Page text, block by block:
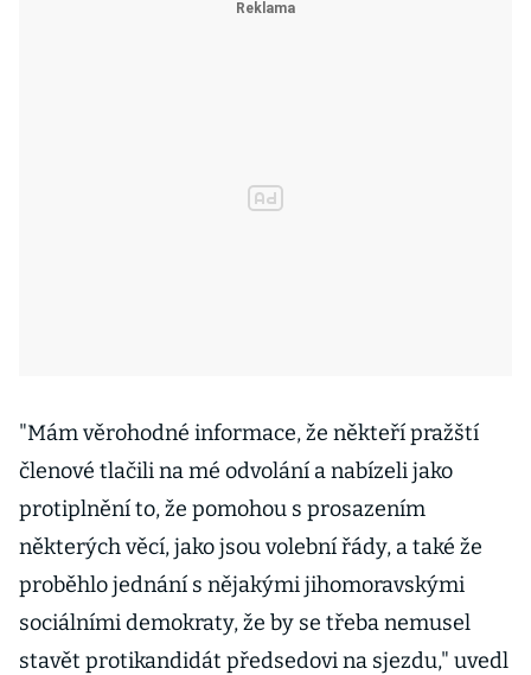
"Mám věrohodné informace, že někteří pražští
členové tlačili na mé odvolání a nabízeli jako
protiplnění to, že pomohou s prosazením
některých věcí, jako jsou volební řády, a také že
proběhlo jednání s nějakými jihomoravskými
sociálními demokraty, že by se třeba nemusel
stavět protikandidát předsedovi na sjezdu," uvedl